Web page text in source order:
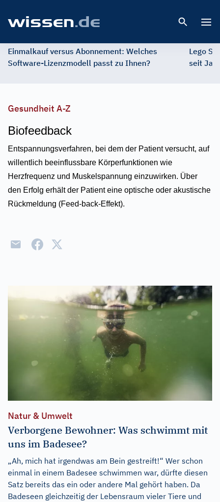
Einmalkauf versus Abonnement: Welches
Software-Lizenzmodell passt zu Ihnen?
Lego
seit
Gesundheit A-Z
Biofeedback
Entspannungsverfahren, bei dem der Patient versucht, auf
willentlich beeinflussbare Körperfunktionen wie
Herzfrequenz und Muskelspannung einzuwirken. Über
den Erfolg erhält der Patient eine optische oder akustische
Rückmeldung (Feed-back-Effekt).
Natur & Umwelt
Verborgene Bewohner: Was schwimmt mit
uns im Badesee?
„Ah, mich hat irgendwas am Bein gestreift!“ Wer schon
einmal in einem Badesee schwimmen war, dürfte diesen
Satz bereits das ein oder andere Mal gehört haben. Da
Badeseen gleichzeitig der Lebensraum vieler Tiere und